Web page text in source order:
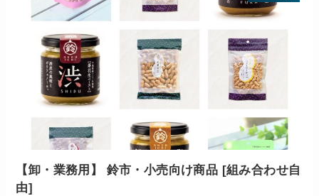
【卸・業務用】 鈴市・小売向け商品 [組み合わせ自
由]